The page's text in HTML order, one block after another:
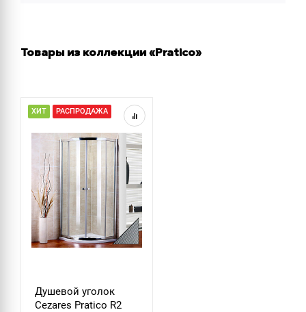
Товары из коллекции «Pratico»
ХИТ РАСПРОДАЖА
Душевой уголок
Cezares Pratico R2